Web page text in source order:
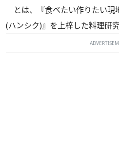
とは、『食べたい作りたい現
(ハンシク)』を上梓した料理研